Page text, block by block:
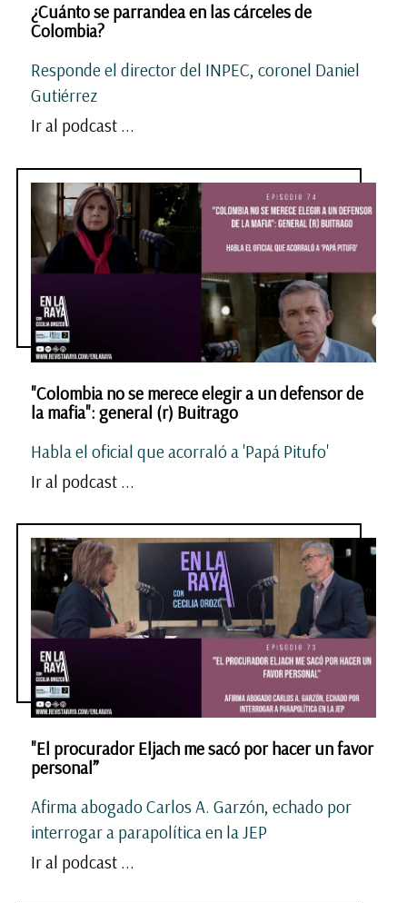
¿Cuánto se parrandea en las cárceles de
Colombia?
Responde el director del INPEC, coronel Daniel
Gutiérrez
Ir al podcast ...
"Colombia no se merece elegir a un defensor de
la mafia": general (r) Buitrago
Habla el oficial que acorraló a 'Papá Pitufo'
Ir al podcast ...
"El procurador Eljach me sacó por hacer un favor
personal”
Afirma abogado Carlos A. Garzón, echado por
interrogar a parapolítica en la JEP
Ir al podcast ...